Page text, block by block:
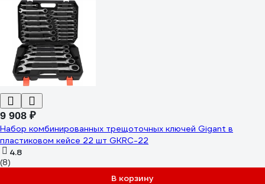
9 908 ₽
Набор комбинированных трещоточных ключей Gigant в
пластиковом кейсе 22 шт GKRC-22
4.8
(8)
В корзину